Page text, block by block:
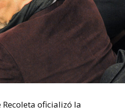
oficializó la